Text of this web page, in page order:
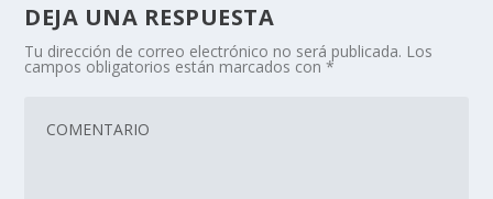
DEJA UNA RESPUESTA
Tu dirección de correo electrónico no será publicada. Los
campos obligatorios están marcados con*